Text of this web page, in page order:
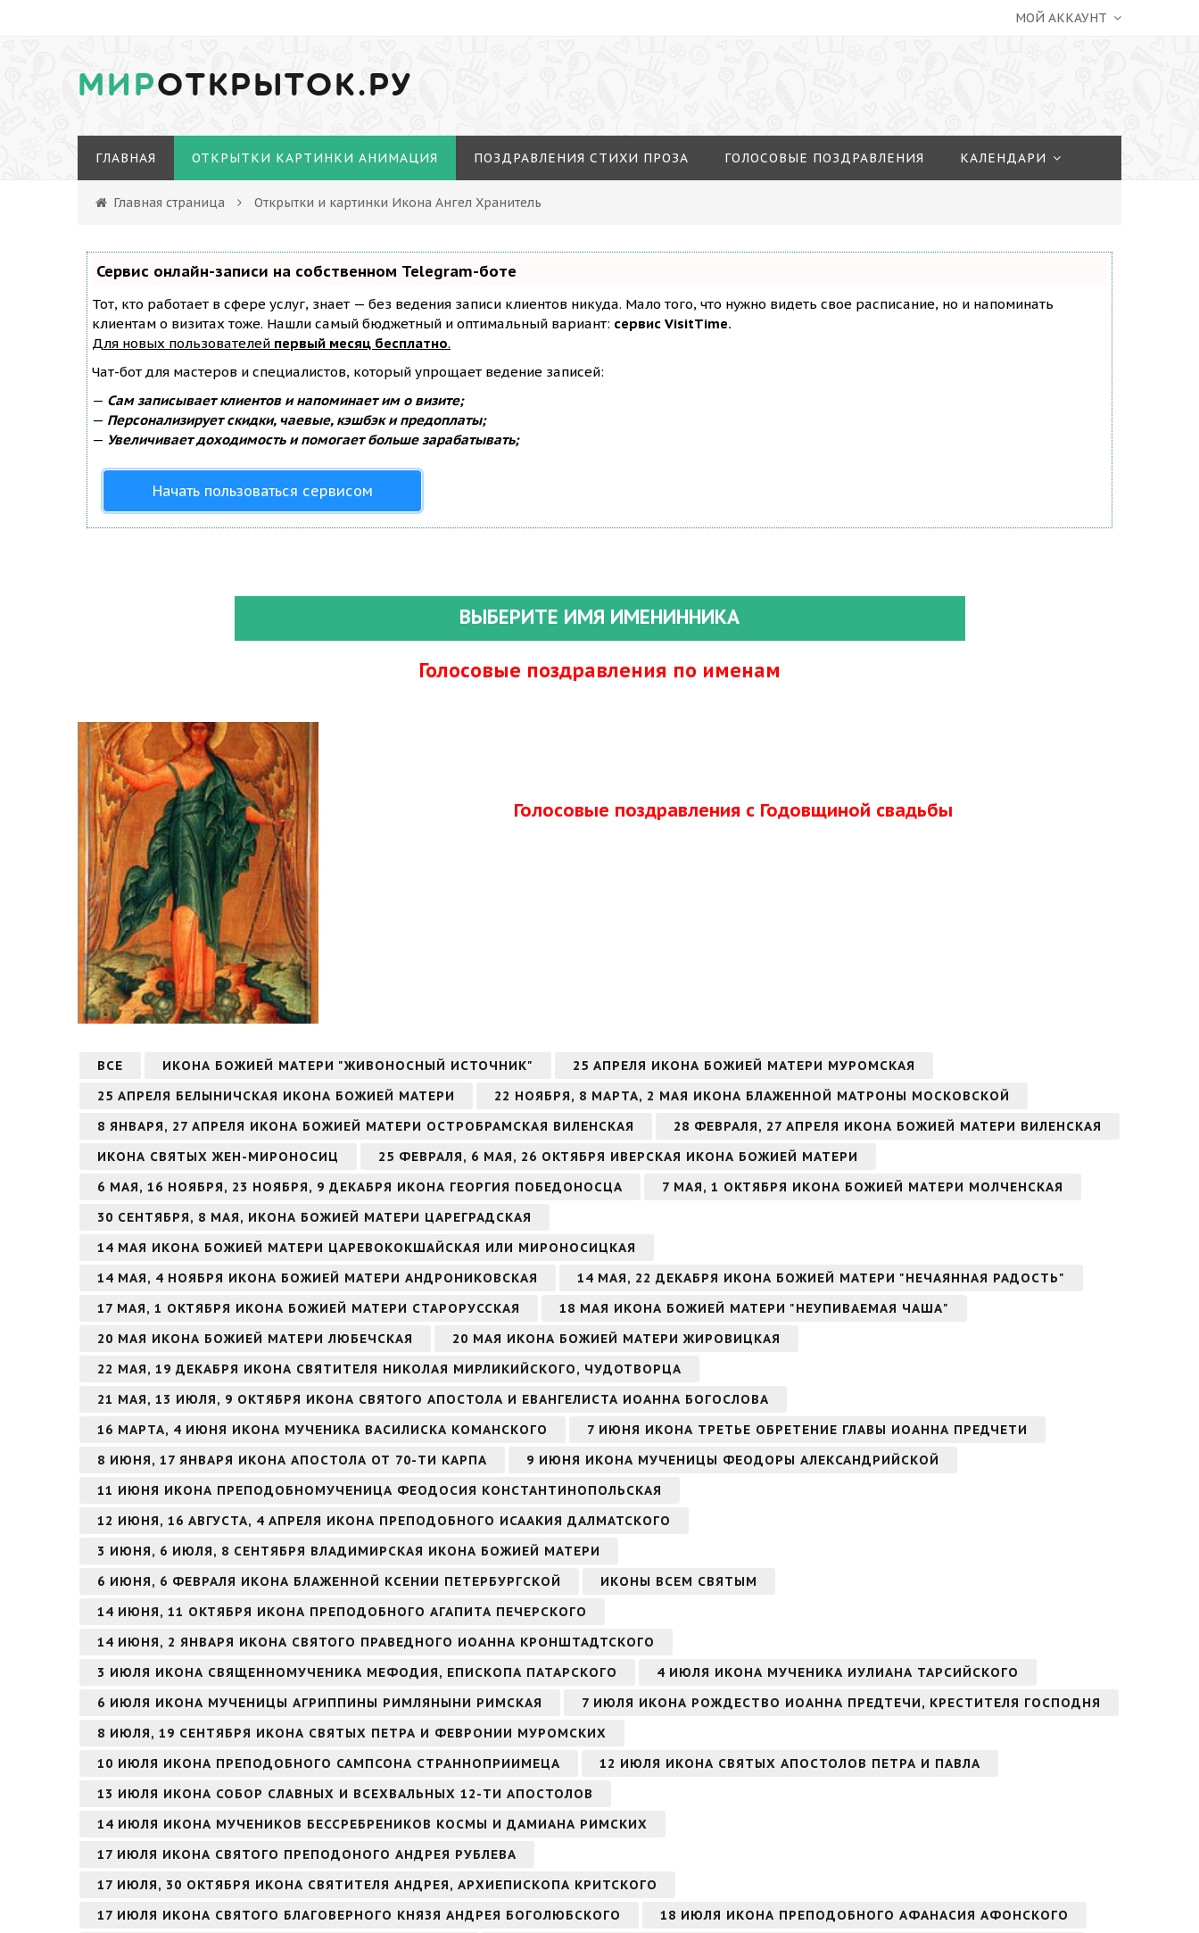
МОЙ АККАУНТ
МИРОТКРЫТОК.РУ
ГЛАВНАЯ ОТКРЫТКИ КАРТИНКИ АНИМАЦИЯ ПОЗДРАВЛЕНИЯ СТИХИ ПРОЗА ГОЛОСОВЫЕ ПОЗДРАВЛЕНИЯ КАЛЕНДАРИ
Главная страница Открытки и картинки Икона Ангел Хранитель
Сервис онлайн-записи на собственном Telegram-боте
Тот, кто работает в сфере услуг, знает — без ведения записи клиентов никуда. Мало того, что нужно видеть свое расписание, но и напоминать
клиентам о визитах тоже. Нашли самый бюджетный и оптимальный вариант: сервис VisitTime.
Для новых пользователей первый месяц бесплатно.
Чат-бот для мастеров и специалистов, который упрощает ведение записей:
— Сам записывает клиентов и напоминает им о визите;
— Персонализирует скидки, чаевые, кэшбэк и предоплаты;
— Увеличивает доходимость и помогает больше зарабатывать;
Начать пользоваться сервисом
ВЫБЕРИТЕ ИМЯ ИМЕНИННИКА
Голосовые поздравления по именам
Голосовые поздравления с Годовщиной свадьбы
ВСЕ ИКОНА БОЖИЕЙ МАТЕРИ "ЖИВОНОСНЫЙ ИСТОЧНИК"
25 АПРЕЛЯ ИКОНА БОЖИЕЙ МАТЕРИ МУРОМСКАЯ
25 АПРЕЛЯ БЕЛЫНИЧСКАЯ ИКОНА БОЖИЕЙ МАТЕРИ
22 НОЯБРЯ, 8 МАРТА, 2 МАЯ ИКОНА БЛАЖЕННОЙ МАТРОНЫ МОСКОВСКОЙ
8 ЯНВАРЯ, 27 АПРЕЛЯ ИКОНА БОЖИЕЙ МАТЕРИ ОСТРОБРАМСКАЯ ВИЛЕНСКАЯ
28 ФЕВРАЛЯ, 27 АПРЕЛЯ ИКОНА БОЖИЕЙ МАТЕРИ ВИЛЕНСКАЯ
ИКОНА СВЯТЫХ ЖЕН-МИРОНОСИЦ
25 ФЕВРАЛЯ, 6 МАЯ, 26 ОКТЯБРЯ ИВЕРСКАЯ ИКОНА БОЖИЕЙ МАТЕРИ
6 МАЯ, 16 НОЯБРЯ, 23 НОЯБРЯ, 9 ДЕКАБРЯ ИКОНА ГЕОРГИЯ ПОБЕДОНОСЦА
7 МАЯ, 1 ОКТЯБРЯ ИКОНА БОЖИЕЙ МАТЕРИ МОЛЧЕНСКАЯ
30 СЕНТЯБРЯ, 8 МАЯ, ИКОНА БОЖИЕЙ МАТЕРИ ЦАРЕГРАДСКАЯ
14 МАЯ ИКОНА БОЖИЕЙ МАТЕРИ ЦАРЕВОКОКШАЙСКАЯ ИЛИ МИРОНОСИЦКАЯ
14 МАЯ, 4 НОЯБРЯ ИКОНА БОЖИЕЙ МАТЕРИ АНДРОНИКОВСКАЯ
14 МАЯ, 22 ДЕКАБРЯ ИКОНА БОЖИЕЙ МАТЕРИ "НЕЧАЯННАЯ РАДОСТЬ"
17 МАЯ, 1 ОКТЯБРЯ ИКОНА БОЖИЕЙ МАТЕРИ СТАРОРУССКАЯ
18 МАЯ ИКОНА БОЖИЕЙ МАТЕРИ "НЕУПИВАЕМАЯ ЧАША"
20 МАЯ ИКОНА БОЖИЕЙ МАТЕРИ ЛЮБЕЧСКАЯ
20 МАЯ ИКОНА БОЖИЕЙ МАТЕРИ ЖИРОВИЦКАЯ
22 МАЯ, 19 ДЕКАБРЯ ИКОНА СВЯТИТЕЛЯ НИКОЛАЯ МИРЛИКИЙСКОГО, ЧУДОТВОРЦА
21 МАЯ, 13 ИЮЛЯ, 9 ОКТЯБРЯ ИКОНА СВЯТОГО АПОСТОЛА И ЕВАНГЕЛИСТА ИОАННА БОГОСЛОВА
16 МАРТА, 4 ИЮНЯ ИКОНА МУЧЕНИКА ВАСИЛИСКА КОМАНСКОГО
7 ИЮНЯ ИКОНА ТРЕТЬЕ ОБРЕТЕНИЕ ГЛАВЫ ИОАННА ПРЕДЧЕТИ
8 ИЮНЯ, 17 ЯНВАРЯ ИКОНА АПОСТОЛА ОТ 70-ТИ КАРПА
9 ИЮНЯ ИКОНА МУЧЕНИЦЫ ФЕОДОРЫ АЛЕКСАНДРИЙСКОЙ
11 ИЮНЯ ИКОНА ПРЕПОДОБНОМУЧЕНИЦА ФЕОДОСИЯ КОНСТАНТИНОПОЛЬСКАЯ
12 ИЮНЯ, 16 АВГУСТА, 4 АПРЕЛЯ ИКОНА ПРЕПОДОБНОГО ИСААКИЯ ДАЛМАТСКОГО
3 ИЮНЯ, 6 ИЮЛЯ, 8 СЕНТЯБРЯ ВЛАДИМИРСКАЯ ИКОНА БОЖИЕЙ МАТЕРИ
6 ИЮНЯ, 6 ФЕВРАЛЯ ИКОНА БЛАЖЕННОЙ КСЕНИИ ПЕТЕРБУРГСКОЙ
ИКОНЫ ВСЕМ СВЯТЫМ
14 ИЮНЯ, 11 ОКТЯБРЯ ИКОНА ПРЕПОДОБНОГО АГАПИТА ПЕЧЕРСКОГО
14 ИЮНЯ, 2 ЯНВАРЯ ИКОНА СВЯТОГО ПРАВЕДНОГО ИОАННА КРОНШТАДТСКОГО
3 ИЮЛЯ ИКОНА СВЯЩЕННОМУЧЕНИКА МЕФОДИЯ, ЕПИСКОПА ПАТАРСКОГО
4 ИЮЛЯ ИКОНА МУЧЕНИКА ИУЛИАНА ТАРСИЙСКОГО
6 ИЮЛЯ ИКОНА МУЧЕНИЦЫ АГРИППИНЫ РИМЛЯНЫНИ РИМСКАЯ
7 ИЮЛЯ ИКОНА РОЖДЕСТВО ИОАННА ПРЕДТЕЧИ, КРЕСТИТЕЛЯ ГОСПОДНЯ
8 ИЮЛЯ, 19 СЕНТЯБРЯ ИКОНА СВЯТЫХ ПЕТРА И ФЕВРОНИИ МУРОМСКИХ
10 ИЮЛЯ ИКОНА ПРЕПОДОБНОГО САМПСОНА СТРАННОПРИИМЕЦА
12 ИЮЛЯ ИКОНА СВЯТЫХ АПОСТОЛОВ ПЕТРА И ПАВЛА
13 ИЮЛЯ ИКОНА СОБОР СЛАВНЫХ И ВСЕХВАЛЬНЫХ 12-ТИ АПОСТОЛОВ
14 ИЮЛЯ ИКОНА МУЧЕНИКОВ БЕССРЕБРЕНИКОВ КОСМЫ И ДАМИАНА РИМСКИХ
17 ИЮЛЯ ИКОНА СВЯТОГО ПРЕПОДОНОГО АНДРЕЯ РУБЛЕВА
17 ИЮЛЯ, 30 ОКТЯБРЯ ИКОНА СВЯТИТЕЛЯ АНДРЕЯ, АРХИЕПИСКОПА КРИТСКОГО
17 ИЮЛЯ ИКОНА СВЯТОГО БЛАГОВЕРНОГО КНЯЗЯ АНДРЕЯ БОГОЛЮБСКОГО
18 ИЮЛЯ ИКОНА ПРЕПОДОБНОГО АФАНАСИЯ АФОНСКОГО